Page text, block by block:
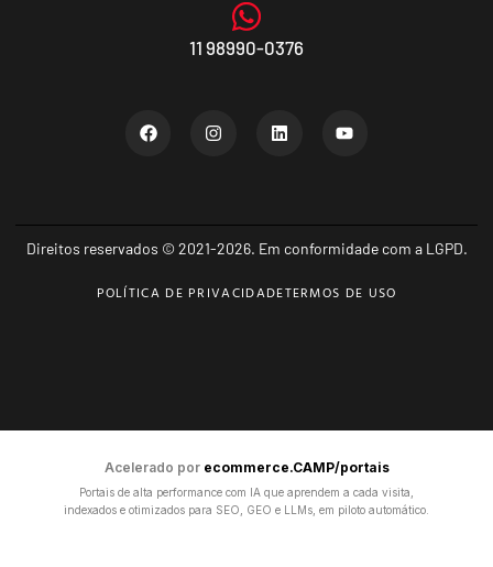
11 98990-0376
Direitos reservados © 2021-2026. Em conformidade com a LGPD.
POLÍTICA DE PRIVACIDADETERMOS DE USO
Acelerado por ecommerce.CAMP/portais
Portais de alta performance com IA que aprendem a cada visita,
indexados e otimizados para SEO, GEO e LLMs, em piloto automático.